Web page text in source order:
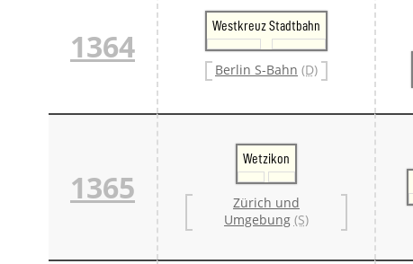
1364
Westkreuz Stadtbahn
Berlin S-Bahn (D)
1365
Wetzikon
Zürich und
Umgebung (S)